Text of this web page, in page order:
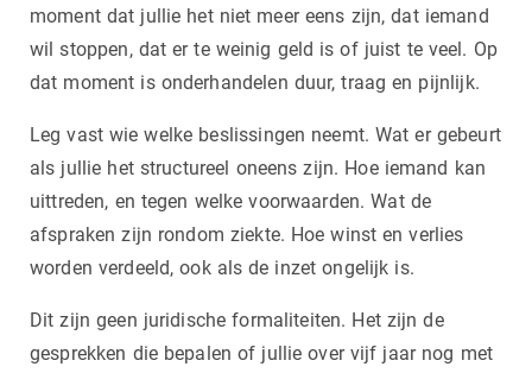
moment dat jullie het niet meer eens zijn, dat iemand
wil stoppen, dat er te weinig geld is of juist te veel. Op
dat moment is onderhandelen duur, traag en pijnlijk.
Leg vast wie welke beslissingen neemt. Wat er gebeurt
als jullie het structureel oneens zijn. Hoe iemand kan
uittreden, en tegen welke voorwaarden. Wat de
afspraken zijn rondom ziekte. Hoe winst en verlies
worden verdeeld, ook als de inzet ongelijk is.
Dit zijn geen juridische formaliteiten. Het zijn de
gesprekken die bepalen of jullie over vijf jaar nog met